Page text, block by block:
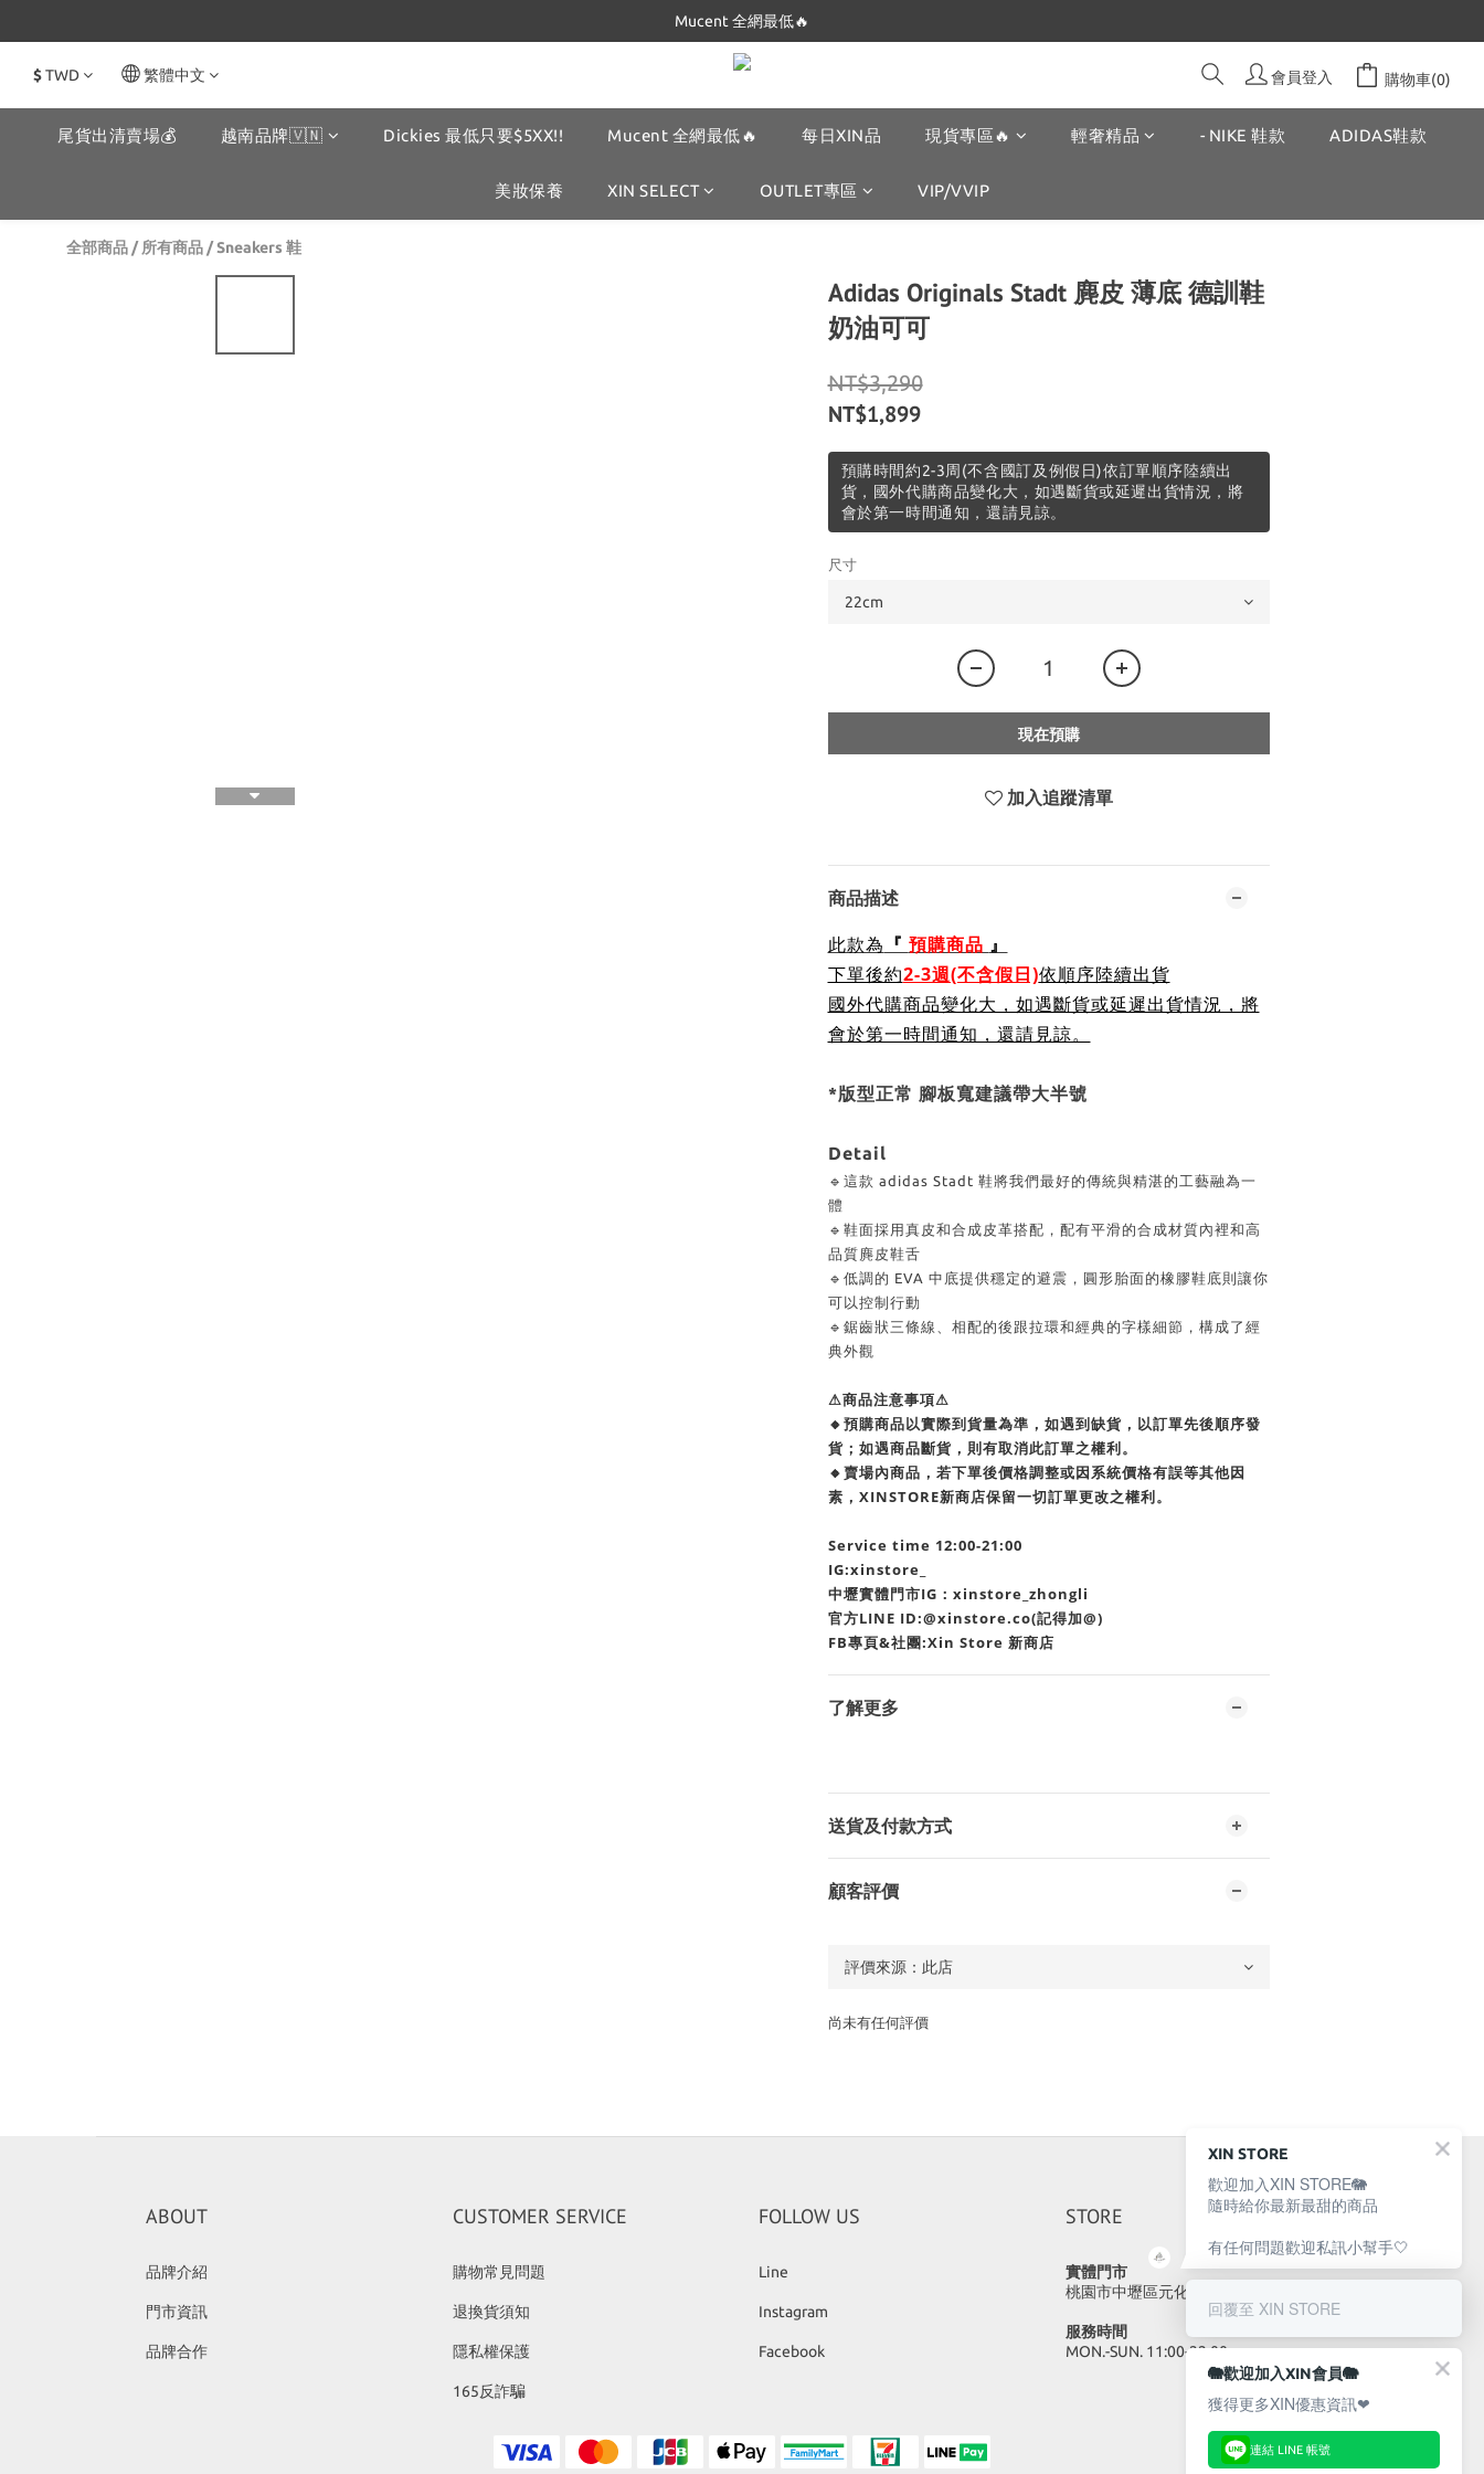
Dickies 最低只要$5XX!!
Mucent 全網最低🔥
Dickies 最低只要$5XX!!
$TWD 繁體中文 會員登入 購物車(0)
尾貨出清賣場💰 越南品牌🇻🇳 Dickies 最低只要$5XX!! Mucent 全網最低🔥 每日XIN品 現貨專區🔥 輕奢精品 - NIKE 鞋款 ADIDAS鞋款
美妝保養 XIN SELECT OUTLET專區 VIP/VVIP
全部商品 /所有商品 /Sneakers 鞋
Adidas Originals Stadt 麂皮 薄底 德訓鞋
奶油可可
NT$3,290
NT$1,899
預購時間約2-3周(不含國訂及例假日)依訂單順序陸續出
貨，國外代購商品變化大，如遇斷貨或延遲出貨情況，將
會於第一時間通知，還請見諒。
尺寸
現在預購
加入追蹤清單
商品描述
此款為 『 預購商品 』
下單後約2-3週(不含假日)依順序陸續出貨
國外代購商品變化大，如遇斷貨或延遲出貨情況，將
會於第一時間通知，還請見諒。
*版型正常 腳板寬建議帶大半號
Detail
🔹這款 adidas Stadt 鞋將我們最好的傳統與精湛的工藝融為一
體
🔹鞋面採用真皮和合成皮革搭配，配有平滑的合成材質內裡和高
品質麂皮鞋舌
🔹低調的 EVA 中底提供穩定的避震，圓形胎面的橡膠鞋底則讓你
可以控制行動
🔹鋸齒狀三條線、相配的後跟拉環和經典的字樣細節，構成了經
典外觀
⚠商品注意事項⚠
🔸預購商品以實際到貨量為準，如遇到缺貨，以訂單先後順序發
貨；如遇商品斷貨，則有取消此訂單之權利。
🔸賣場內商品，若下單後價格調整或因系統價格有誤等其他因
素，XINSTORE新商店保留一切訂單更改之權利。
Service time 12:00-21:00
IG:xinstore_
中壢實體門市IG：xinstore_zhongli
官方LINE ID:@xinstore.co(記得加@)
FB專頁&社團:Xin Store 新商店
了解更多
送貨及付款方式
顧客評價
尚未有任何評價
ABOUT
品牌介紹
門市資訊
品牌合作
CUSTOMER SERVICE
購物常見問題
退換貨須知
隱私權保護
165反詐騙
FOLLOW US
Line
Instagram
Facebook
STORE
實體門市
桃園市中壢區元化路23號
服務時間
MON.-SUN. 11:00-22:00
XIN STORE
歡迎加入XIN STORE🐘
隨時給你最新最甜的商品
有任何問題歡迎私訊小幫手🤍
回覆至 XIN STORE
🐘歡迎加入XIN會員🐘
獲得更多XIN優惠資訊❤
連結 LINE 帳號